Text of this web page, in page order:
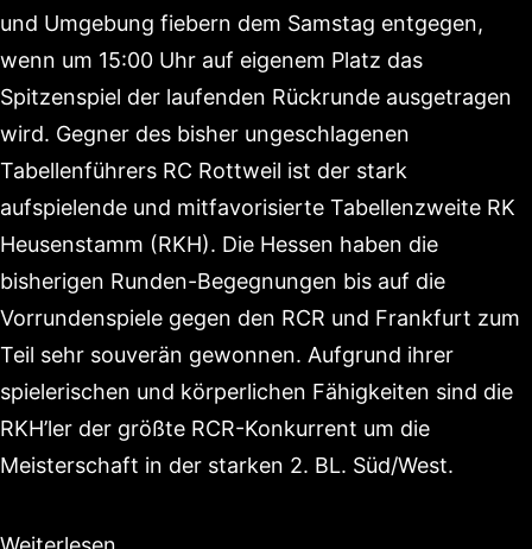
und Umgebung fiebern dem Samstag entgegen,
wenn um 15:00 Uhr auf eigenem Platz das
Spitzenspiel der laufenden Rückrunde ausgetragen
wird. Gegner des bisher ungeschlagenen
Tabellenführers RC Rottweil ist der stark
aufspielende und mitfavorisierte Tabellenzweite RK
Heusenstamm (RKH). Die Hessen haben die
bisherigen Runden-Begegnungen bis auf die
Vorrundenspiele gegen den RCR und Frankfurt zum
Teil sehr souverän gewonnen. Aufgrund ihrer
spielerischen und körperlichen Fähigkeiten sind die
RKH’ler der größte RCR-Konkurrent um die
Meisterschaft in der starken 2. BL. Süd/West.